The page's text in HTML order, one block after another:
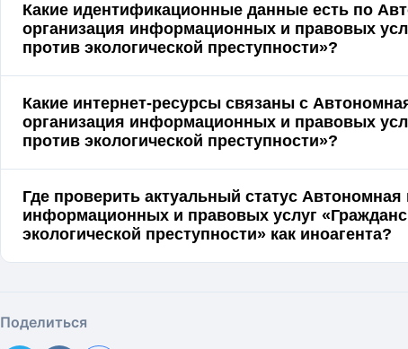
Какие идентификационные данные есть по
организация информационных и правовых
против экологической преступности»?
Какие интернет-ресурсы связаны с
организация информационных и правовых
против экологической преступности»?
Где проверить актуальный статус
информационных и правовых услуг
экологической преступности» как иноагента?
Поделиться